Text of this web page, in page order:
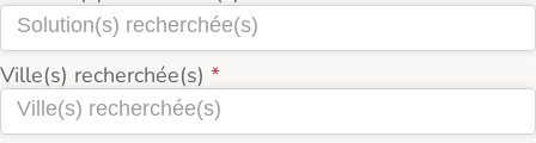
Ville(s) recherchée(s)